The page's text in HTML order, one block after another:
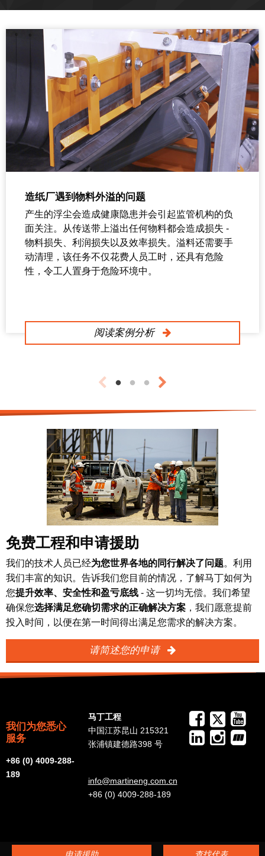
造纸厂遇到物料外溢的问题
产生的浮尘会造成健康隐患并会引起监管机构的负
面关注。从传送带上溢出任何物料都会造成损失 -
物料损失、利润损失以及效率损失。溢料还需要手
动清理，该任务不仅花费人员工时，还具有危险
性，令工人置身于危险环境中。
阅读案例分析
免费工程和申请援助
我们的技术人员已经为您世界各地的同行解决了问题。利用
我们丰富的知识。告诉我们您目前的情况，了解马丁如何为
您提升效率、安全性和盈亏底线 - 这一切均无偿。我们希望
确保您选择满足您确切需求的正确解决方案 ，我们愿意提前
投入时间，以便在第一时间得出满足您需求的解决方案。
请简述您的申请
我们为您悉心
服务
+86 (0) 4009-288-
189
马丁工程
中国江苏昆山 215321
张浦镇建德路398 号
info@martineng.com.cn
+86 (0) 4009-288-189